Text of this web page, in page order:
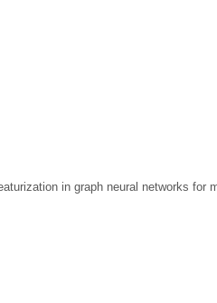
in graph neural networks for